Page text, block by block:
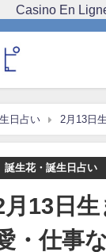
Casino En
日占い 2月13日
誕生花・誕生日占い
月13日
・仕事